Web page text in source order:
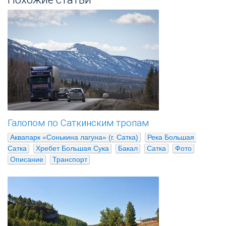
Галопом по Саткинским тропам
Аквапарк «Сонькина лагуна» (г. Сатка)
Река Большая
Сатка
Хребет Большая Сука Бакал Сатка
Фото
Описание
Транспорт